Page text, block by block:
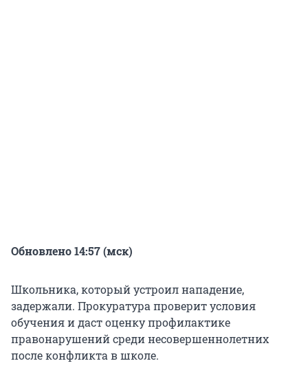
Обновлено 14:57 (мск)
Школьника, который устроил нападение,
задержали. Прокуратура проверит условия
обучения и даст оценку профилактике
правонарушений среди несовершеннолетних
после конфликта в школе.